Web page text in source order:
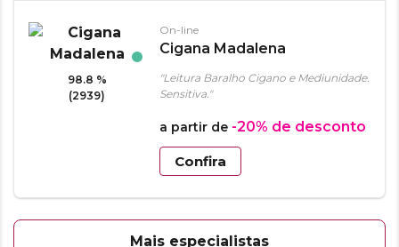
98.8 %
(2939)
On-line
Cigana Madalena
"Leitura Baralho Cigano e Mediunidade.
Sensitiva."
a partir de -20% de desconto
Confira
Mais especialistas